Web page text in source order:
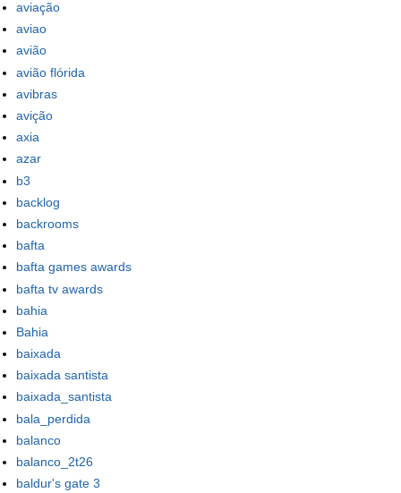
aviação
aviao
avião
avião flórida
avibras
avição
axia
azar
b3
backlog
backrooms
bafta
bafta games awards
bafta tv awards
bahia
Bahia
baixada
baixada santista
baixada_santista
bala_perdida
balanco
balanco_2t26
baldur's gate 3